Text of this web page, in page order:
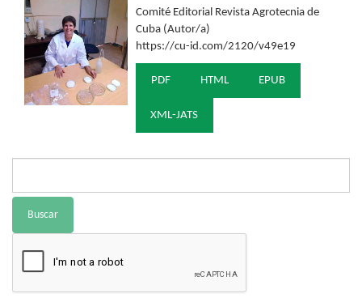
Comité Editorial Revista Agrotecnia de
Cuba (Autor/a)
https://cu-id.com/2120/v49e19
PDF HTML EPUB
XML-JATS
Buscar